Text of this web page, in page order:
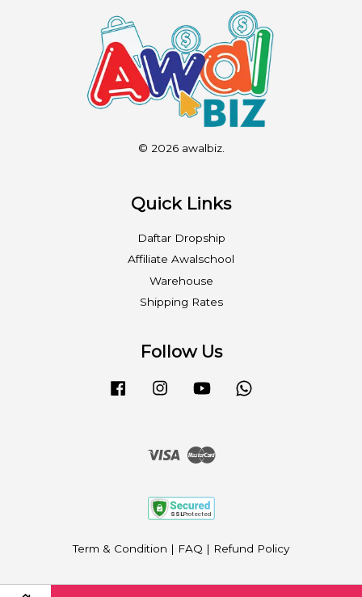
© 2026 awalbiz.
Quick Links
Daftar Dropship
Affiliate Awalschool
Warehouse
Shipping Rates
Follow Us
FacebookInstagramYouTube
Visa Master
Term & Condition | FAQ | Refund Policy